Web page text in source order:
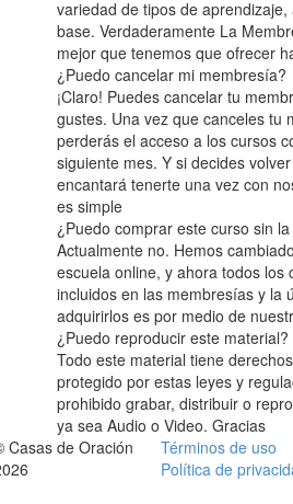
variedad de tipos de
base. Verdaderamente La
mejor que tenemos que ofrecer
¿Puedo cancelar mi membresía?
¡Claro! Puedes cancelar tu
gustes. Una vez que canceles tu
perderás el acceso a los cursos
siguiente mes. Y si decides
encantará tenerte una vez con
es simple
¿Puedo comprar este curso sin
Actualmente no. Hemos
escuela online, y ahora todos los
incluidos en las membresías y la
adquirirlos es por medio de
¿Puedo reproducir este material?
Todo este material tiene
protegido por estas leyes y
prohibido grabar, distribuir o
ya sea Audio o Video. Gracias
Casas de Oración
Términos de uso
Política de